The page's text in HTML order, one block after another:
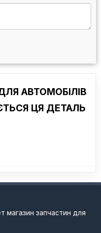
АВТОМОБІЛІВ
ЦЯ ДЕТАЛЬ
магазин запчастин для